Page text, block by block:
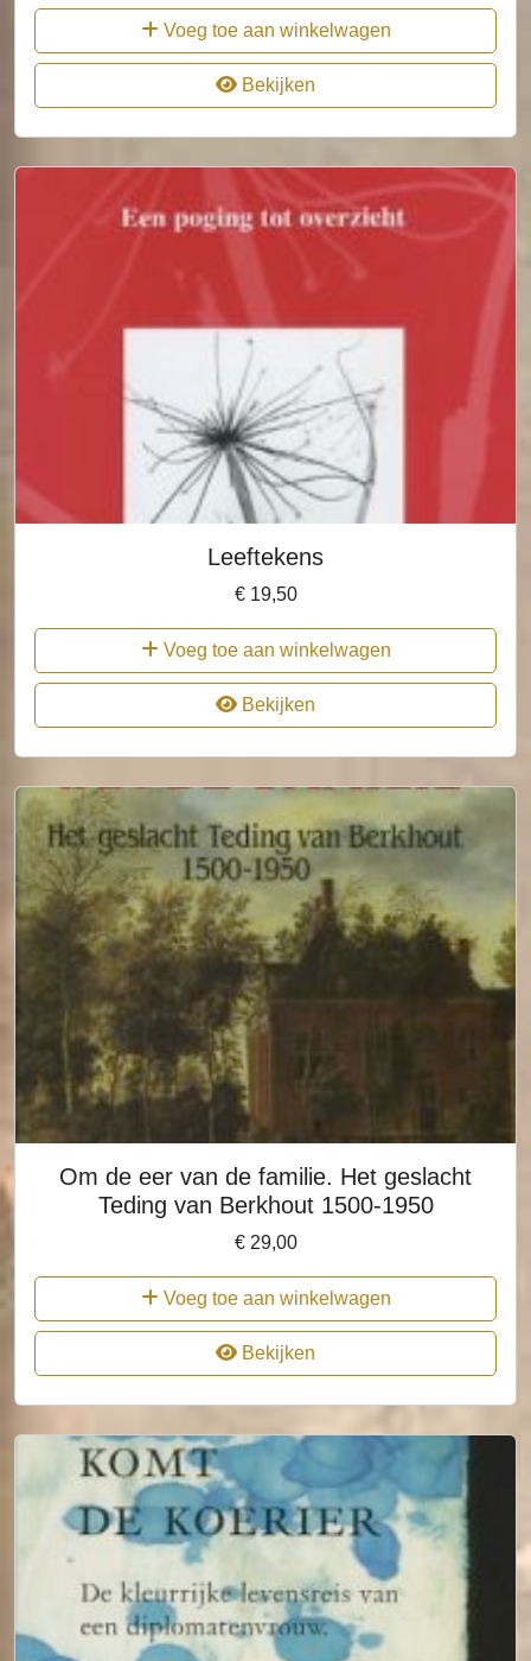
Voeg toe aan winkelwagen
Bekijken
Leeftekens
€19,50
Voeg toe aan winkelwagen
Bekijken
Om de eer van de familie. Het geslacht
Teding van Berkhout 1500-1950
€29,00
Voeg toe aan winkelwagen
Bekijken